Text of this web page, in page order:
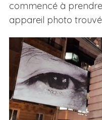
commencé à
appareil photo